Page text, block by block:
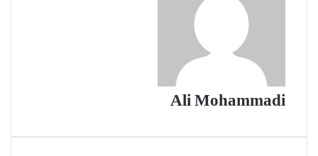
Ali Mohammadi